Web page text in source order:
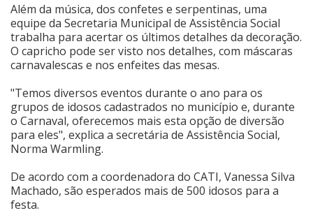
Fale Conosco
Além da música, dos confetes e serpentinas, uma
equipe da Secretaria Municipal de Assistência Social
trabalha para acertar os últimos detalhes da decoração.
O capricho pode ser visto nos detalhes, com máscaras
carnavalescas e nos enfeites das mesas.
"Temos diversos eventos durante o ano para os
grupos de idosos cadastrados no município e, durante
o Carnaval, oferecemos mais esta opção de diversão
para eles", explica a secretária de Assistência Social,
Norma Warmling.
De acordo com a coordenadora do CATI, Vanessa Silva
Machado, são esperados mais de 500 idosos para a
festa.